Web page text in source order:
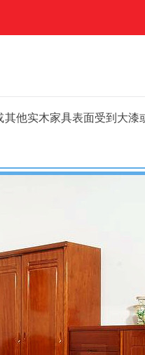
实木家具表面受到大漆